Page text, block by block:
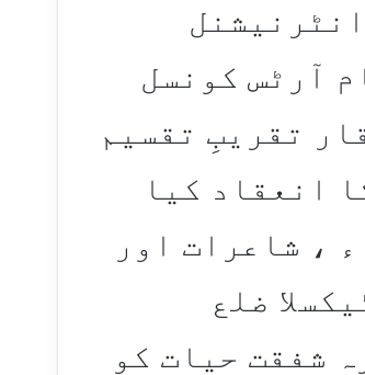
آرٹس کونسل
پروقار تقریبِ تقسیم
انعقاد کیا
، شاعرات اور
ضلع
شفقت حیات کو